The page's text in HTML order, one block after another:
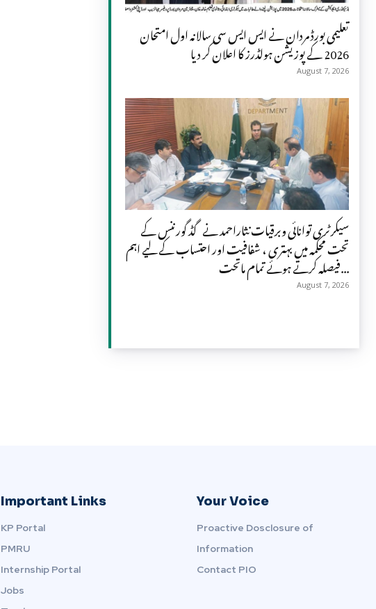
تعلیمی بورڈ مردان نے ایس ایس سی سالانہ اول امتحان
2026 کے پوزیشن ہولڈرز کا اعلان کر دیا
August 7, 2026
سیکرٹری توانائی وبرقیات نثاراحمد نے گڈ گورننس کے
تحت محکمہ میں بہتری ، شفافیت اور احتساب کے لیے اہم
فیصلہ کرتے ہوئے تمام ماتحت...
August 7, 2026
Important Links
KP Portal
PMRU
Internship Portal
Jobs
Your Voice
Proactive Dosclosure of
Information
Contact PIO